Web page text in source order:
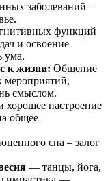
заболеваний –
функций
и освоение
ума.
к жизни: Общение
мероприятий,
смыслом.
настроение
общее
сна – залог
— танцы, йога,